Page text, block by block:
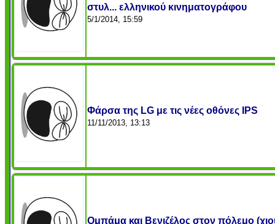
στυλ... ελληνικού κινηματογράφου
5/1/2014, 15:59
Φάρσα της LG με τις νέες οθόνες IPS
11/11/2013, 13:13
Ομπάμα και Βενιζέλος στον πόλεμο